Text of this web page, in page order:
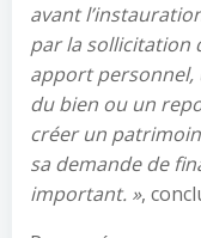
avant
par la sollicitation
apport personnel,
du bien ou un
créer un
sa demande de
important. »,